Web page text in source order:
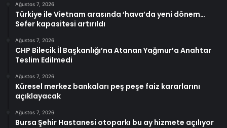
Ağustos 7, 2026
Türkiye ile Vietnam arasında ‘hava’da yeni dönem…
Sefer kapasitesi artırıldı
Ağustos 7, 2026
CHP Bilecik İl Başkanlığı’na Atanan Yağmur’a Anahtar
Teslim Edilmedi
Ağustos 7, 2026
Küresel merkez bankaları peş peşe faiz kararlarını
açıklayacak
Ağustos 7, 2026
Bursa Şehir Hastanesi otoparkı bu ay hizmete açılıyor